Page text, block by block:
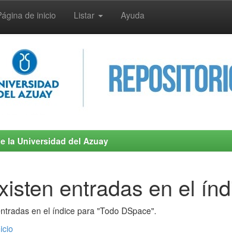
de inicio Listar Ayuda
la Universidad del Azuay
entradas en el
en el índice para "Todo DSpace".